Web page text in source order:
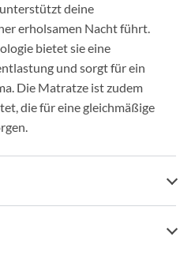
deine
erholsamen Nacht führt.
bietet sie eine
und sorgt für ein
Die Matratze ist zudem
die für eine gleichmäßige